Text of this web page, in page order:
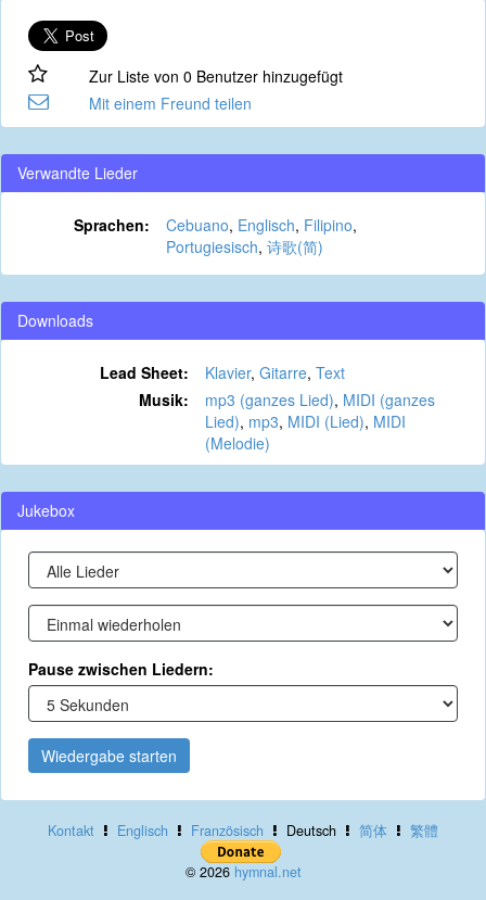
Zur Liste von 0 Benutzer hinzugefügt
Mit einem Freund teilen
Verwandte Lieder
Sprachen: Cebuano, Englisch, Filipino,
Portugiesisch, 诗歌(简)
Downloads
Lead Sheet: Klavier, Gitarre, Text
Musik:
mp3 (ganzes Lied), MIDI (ganzes
Lied), mp3, MIDI (Lied), MIDI
(Melodie)
Jukebox
Pause zwischen Liedern:
Wiedergabe starten
Kontakt Englisch Französisch Deutsch 简体 繁體
© 2026 hymnal.net